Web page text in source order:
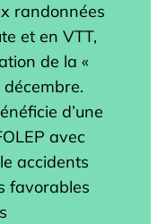
randonnées
et en VTT,
de la «
d’une
avec
accidents
favorables